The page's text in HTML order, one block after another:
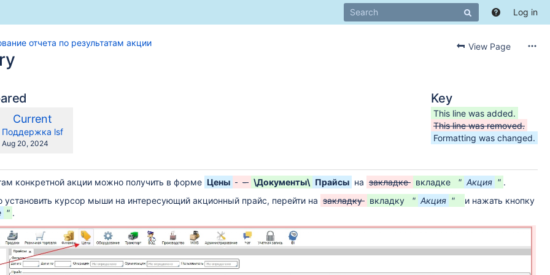
Log in
акционных позиций в рабочих формах
View Page
отчета по результатам акции
New
Version
Current
changes.mady.by.user
Поддержка lsf
Saved
Aug 20, 2024
Key
This line was added.
This line was removed.
Formatting was changed.
конкретной акции можно получить в форме Цены - \Документы\ Прайсы на закладке вкладке " Акция " .
курсор мыши на интересующий акционный прайс, перейти на закладку вкладку " Акция "
и нажать кнопку
" .